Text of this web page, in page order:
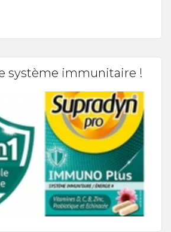
système immunitaire !